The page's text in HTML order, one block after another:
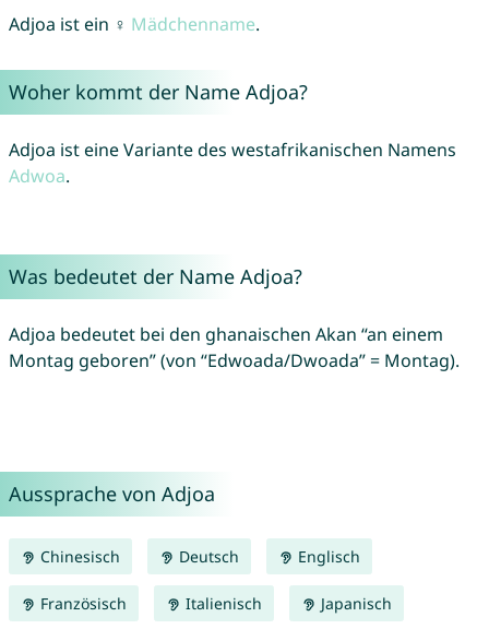
Adjoa ist ein ♀ Mädchenname.
Woher kommt der Name Adjoa?
Adjoa ist eine Variante des westafrikanischen Namens
Adwoa.
Was bedeutet der Name Adjoa?
Adjoa bedeutet bei den ghanaischen Akan “an einem
Montag geboren” (von “Edwoada/Dwoada” = Montag).
Aussprache von Adjoa
Chinesisch Deutsch Englisch
Französisch Italienisch Japanisch